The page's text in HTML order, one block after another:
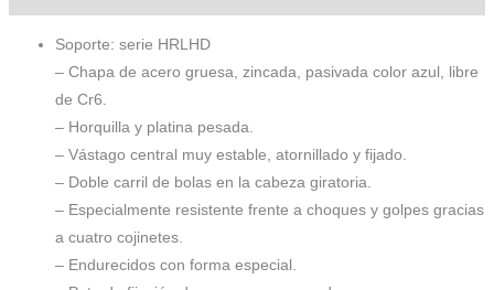
Soporte: serie HRLHD
– Chapa de acero gruesa, zincada, pasivada color azul, libre
de Cr6.
– Horquilla y platina pesada.
– Vástago central muy estable, atornillado y fijado.
– Doble carril de bolas en la cabeza giratoria.
– Especialmente resistente frente a choques y golpes gracias
a cuatro cojinetes.
– Endurecidos con forma especial.